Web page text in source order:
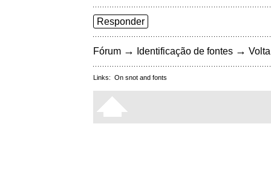
Responder
Fórum → Identificação de fontes →
Links: On snot and fonts